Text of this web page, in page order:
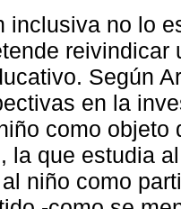
inclusiva no lo
Según
en la
como
la que estudia
niño como